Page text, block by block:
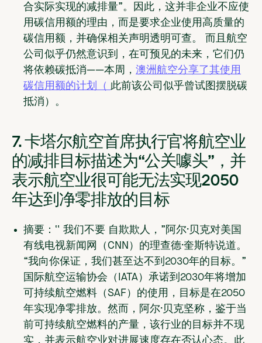
合实际实现的减排量”。因此，这并非企业不应使
用碳信用额的理由，而是要求企业使用高质量的
碳信用额，并确保相关声明透明可查。 而且航空
公司似乎仍然意识到，在可预见的未来，它们仍
将依赖碳抵消——本周， 澳洲航空分享了其使用
碳信用额的计划（ 此前该公司似乎曾试图摆脱碳
抵消）。
7. 卡塔尔航空首席执行官将航空业
的减排目标描述为“公关噱头”，并
表示航空业很可能无法实现2050
年达到净零排放的目标
摘要：“ 我们 不要 自欺欺人，”阿尔·贝克对美国
有线电视新闻网（CNN）的理查德·奎斯特说道。
“我向你保证，我们甚至达不到2030年的目标。”
国际航空运输协会（IATA）承诺到2030年将增加
可持续航空燃料（SAF）的使用，目标是在2050
年实现净零排放。然而，阿尔·贝克坚称，鉴于当
前可持续航空燃料的产量，该行业的目标并不现